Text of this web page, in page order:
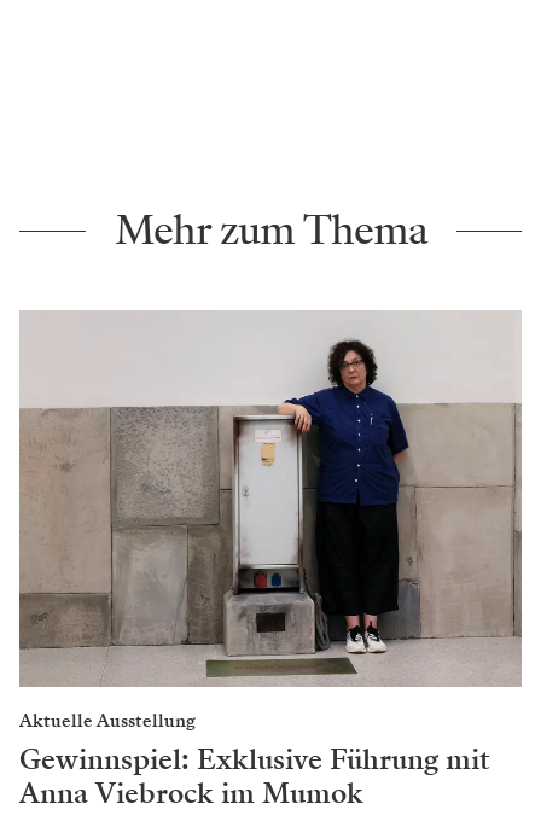
Mehr zum Thema
Aktuelle Ausstellung
Gewinnspiel: Exklusive Führung mit
Anna Viebrock im Mumok